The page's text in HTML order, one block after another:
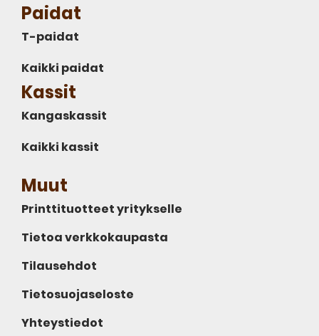
Paidat
T-paidat
Kaikki paidat
Kassit
Kangaskassit
Kaikki kassit
Muut
Printtituotteet yritykselle
Tietoa verkkokaupasta
Tilausehdot
Tietosuojaseloste
Yhteystiedot